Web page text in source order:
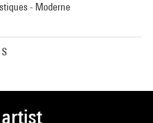
- Moderne